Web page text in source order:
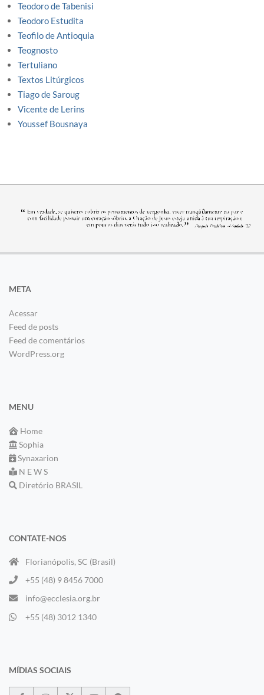
Teodoro de Tabenisi
Teodoro Estudita
Teofilo de Antioquia
Teognosto
Tertuliano
Textos Litúrgicos
Tiago de Saroug
Vicente de Lerins
Youssef Bousnaya
META
Acessar
Feed de posts
Feed de comentários
WordPress.org
MENU
Home
Sophia
Synaxarion
N E W S
Diretório BRASIL
CONTATE-NOS
Florianópolis, SC (Brasil)
+55 (48) 9 8456 7000
info@ecclesia.org.br
+55 (48) 3012 1340
MÍDIAS SOCIAIS